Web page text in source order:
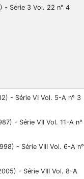
- Série 3 Vol. 22 n° 4
- Série VI Vol. 5-A n° 3
- Série VII Vol. 11-A n°
- Série VIII Vol. 6-A n°
- Série VIII Vol. 8-A